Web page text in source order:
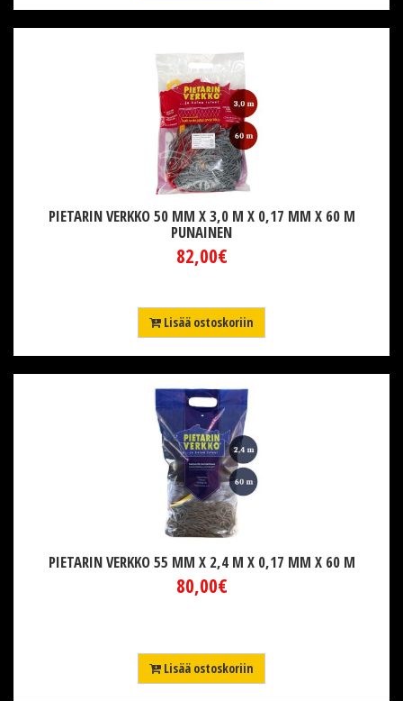
PIETARIN VERKKO 50 MM X 3,0 M X 0,17 MM X 60 M
PUNAINEN
82,00€
Lisää ostoskoriin
PIETARIN VERKKO 55 MM X 2,4 M X 0,17 MM X 60 M
80,00€
Lisää ostoskoriin